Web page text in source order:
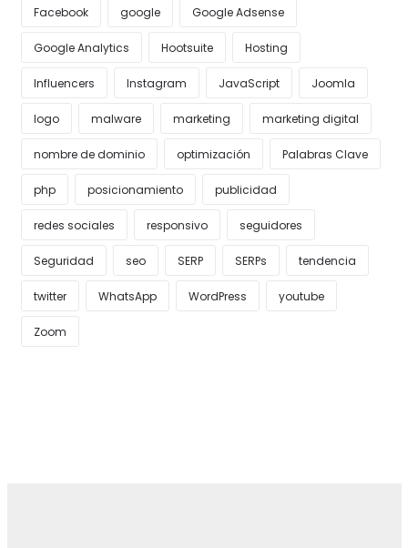
Facebook google Google Adsense
Google Analytics Hootsuite Hosting
Influencers Instagram JavaScript Joomla
logo malware marketing marketing digital
nombre de dominio optimización Palabras Clave
php posicionamiento publicidad
redes sociales responsivo seguidores
Seguridad seo SERP SERPs tendencia
twitter WhatsApp WordPress youtube
Zoom